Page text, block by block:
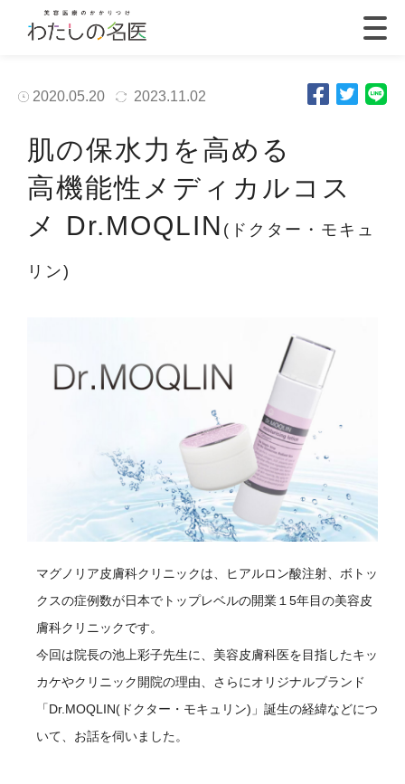
2020.05.20 2023.11.02
肌の保水力を高める
高機能性メディカルコス
メ Dr.MOQLIN (ドクター・モキュ
リン)
マグノリア皮膚科クリニックは、ヒアルロン酸注射、ボトッ
クスの症例数が日本でトップレベルの開業１5年目の美容皮
膚科クリニックです。
今回は院長の池上彩子先生に、美容皮膚科医を目指したキッ
カケやクリニック開院の理由、さらにオリジナルブランド
「Dr.MOQLIN(ドクター・モキュリン)」誕生の経緯などにつ
いて、お話を伺いました。